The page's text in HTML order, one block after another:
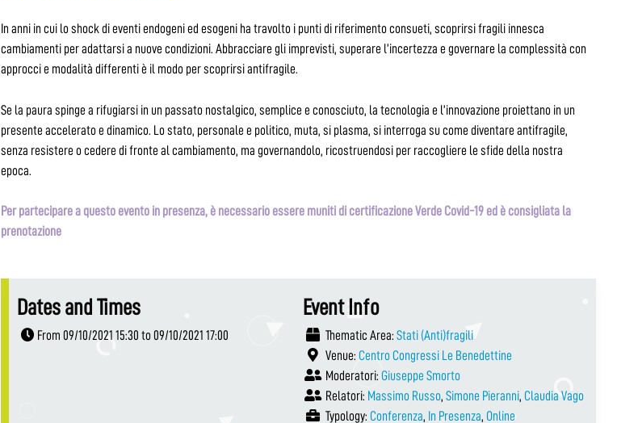
In anni in cui lo shock di eventi endogeni ed esogeni ha travolto i punti di riferimento consueti, scoprirsi fragili innesca
cambiamenti per adattarsi a nuove condizioni. Abbracciare gli imprevisti, superare l’incertezza e governare la complessità con
approcci e modalità differenti è il modo per scoprirsi antifragile.
Se la paura spinge a rifugiarsi in un passato nostalgico, semplice e conosciuto, la tecnologia e l’innovazione proiettano in un
presente accelerato e dinamico. Lo stato, personale e politico, muta, si plasma, si interroga su come diventare antifragile,
senza resistere o cedere di fronte al cambiamento, ma governandolo, ricostruendosi per raccogliere le sfide della nostra
epoca.
Per partecipare a questo evento in presenza, è necessario essere muniti di certificazione Verde Covid-19 ed è consigliata la
prenotazione
Dates and Times
From 09/10/2021 15:30 to 09/10/2021 17:00
Event Info
Thematic Area: Stati (Anti)fragili
Venue: Centro Congressi Le Benedettine
Moderatori: Giuseppe Smorto
Relatori: Massimo Russo, Simone Pieranni, Claudia Vago
Typology: Conferenza, In Presenza, Online